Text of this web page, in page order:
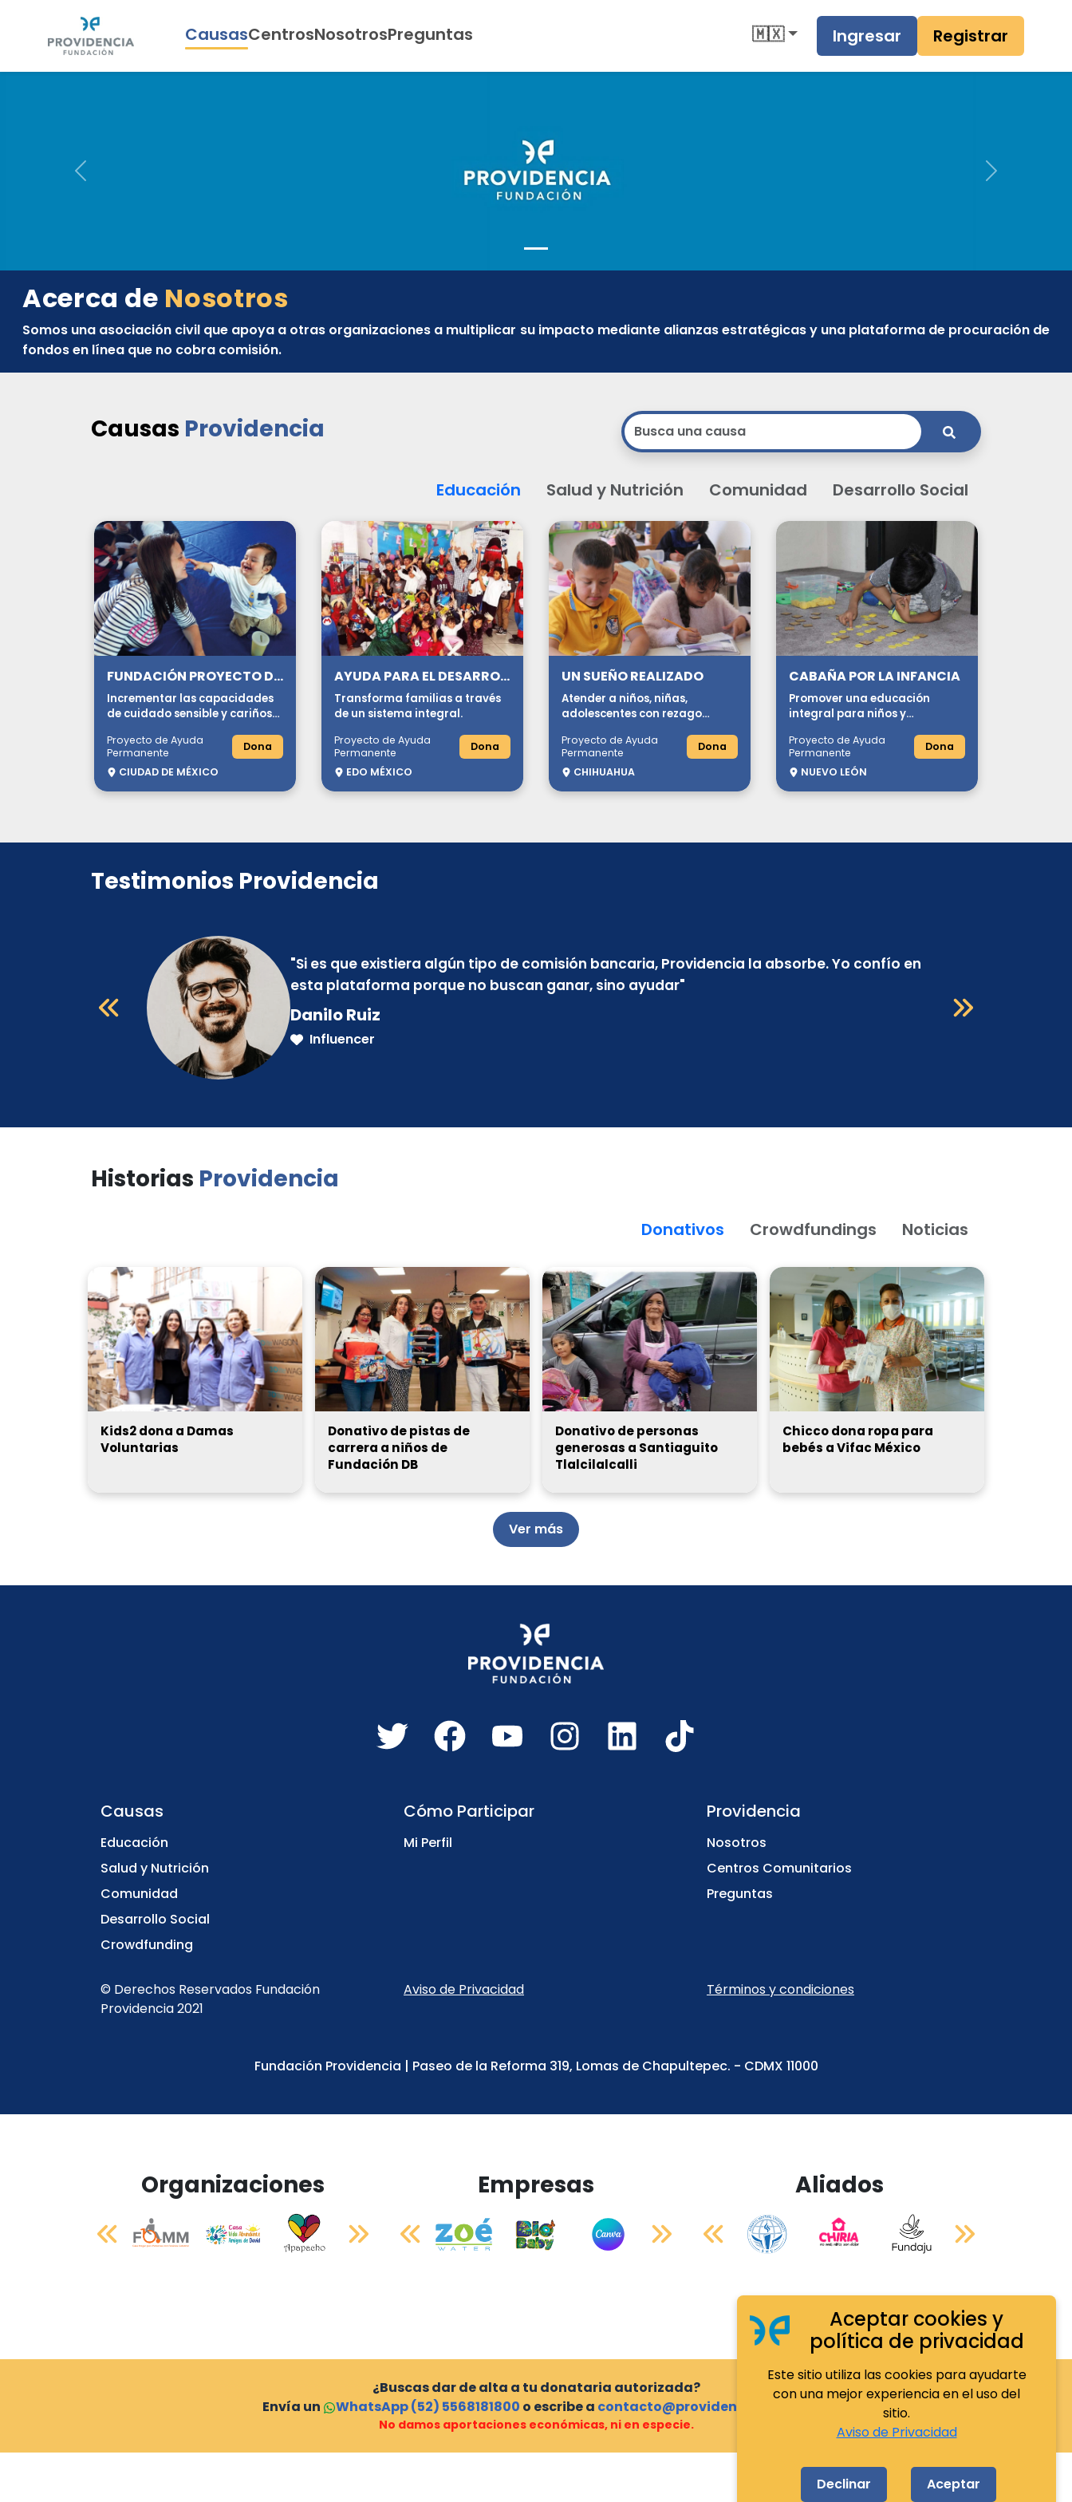
CausasCentrosNosotrosPreguntas 🇲🇽 Ingresar Registrar
Previous Next
Acerca de Nosotros
Somos una asociación civil que apoya a otras organizaciones a multiplicar su impacto mediante alianzas estratégicas y una plataforma de procuración de
fondos en línea que no cobra comisión.
Causas Providencia
Educación Salud y Nutrición Comunidad Desarrollo Social
FUNDACIÓN PROYECTO DEI
Incrementar las capacidades
de cuidado sensible y cariñoso
situación de vulnerabilidad
Proyecto de Ayuda
Permanente
Dona
CIUDAD DE MÉXICO
AYUDA PARA EL DESARROLLO HUMANO INTEGRAL
Transforma familias a través
de un sistema integral.
Proyecto de Ayuda
Permanente
Dona
EDO MÉXICO
UN SUEÑO REALIZADO
Atender a niños, niñas,
adolescentes con rezago
vulnerabilidad.
Proyecto de Ayuda
Permanente
Dona
CHIHUAHUA
CABAÑA POR LA INFANCIA
Promover una educación
integral para niños y
vulnerable
Proyecto de Ayuda
Permanente
Dona
NUEVO LEÓN
Testimonios Providencia
"Si es que existiera algún tipo de comisión bancaria, Providencia la absorbe. Yo confío en
esta plataforma porque no buscan ganar, sino ayudar"
Danilo Ruiz
Influencer
Historias Providencia
Donativos Crowdfundings Noticias
Kids2 dona a Damas
Voluntarias
Donativo de pistas de
carrera a niños de
Fundación DB
Donativo de personas
generosas a Santiaguito
Tlalcilalcalli
Chicco dona ropa para
bebés a Vifac México
Ver más
Causas
Educación
Salud y Nutrición
Comunidad
Desarrollo Social
Crowdfunding
Cómo Participar
Mi Perfil
Providencia
Nosotros
Centros Comunitarios
Preguntas
© Derechos Reservados Fundación
Providencia 2021
Aviso de Privacidad Términos y condiciones
Fundación Providencia | Paseo de la Reforma 319, Lomas de Chapultepec. - CDMX 11000
Organizaciones Empresas Aliados
¿Buscas dar de alta a tu donataria autorizada?
Envía un
WhatsApp (52) 5568181800 o escribe a contacto@providencia.org.mx
No damos aportaciones económicas, ni en especie.
Aceptar cookies y
política de privacidad
Este sitio utiliza las cookies para ayudarte
con una mejor experiencia en el uso del
sitio.
Aviso de Privacidad
Declinar Aceptar